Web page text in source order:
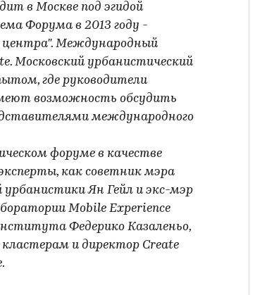
в Москве под эгидой
Форума в 2013 году -
центра". Международный
Московский урбанистический
где руководители
возможность обсудить
международного
форуме в качестве
как советник мэра
Ян Гейл и экс-мэр
Mobile Experience
Федерико Казаленьо,
и директор Create